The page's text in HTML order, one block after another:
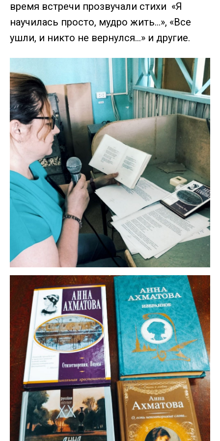
время встречи прозвучали стихи «Я
научилась просто, мудро жить…», «Все
ушли, и никто не вернулся…» и другие.